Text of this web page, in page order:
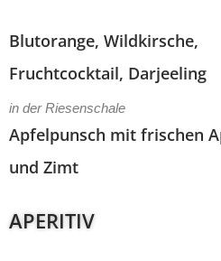
Blutorange, Wildkirsche,
Fruchtcocktail, Darjeeling
in der Riesenschale
Apfelpunsch mit frischen
und Zimt
APERITIV